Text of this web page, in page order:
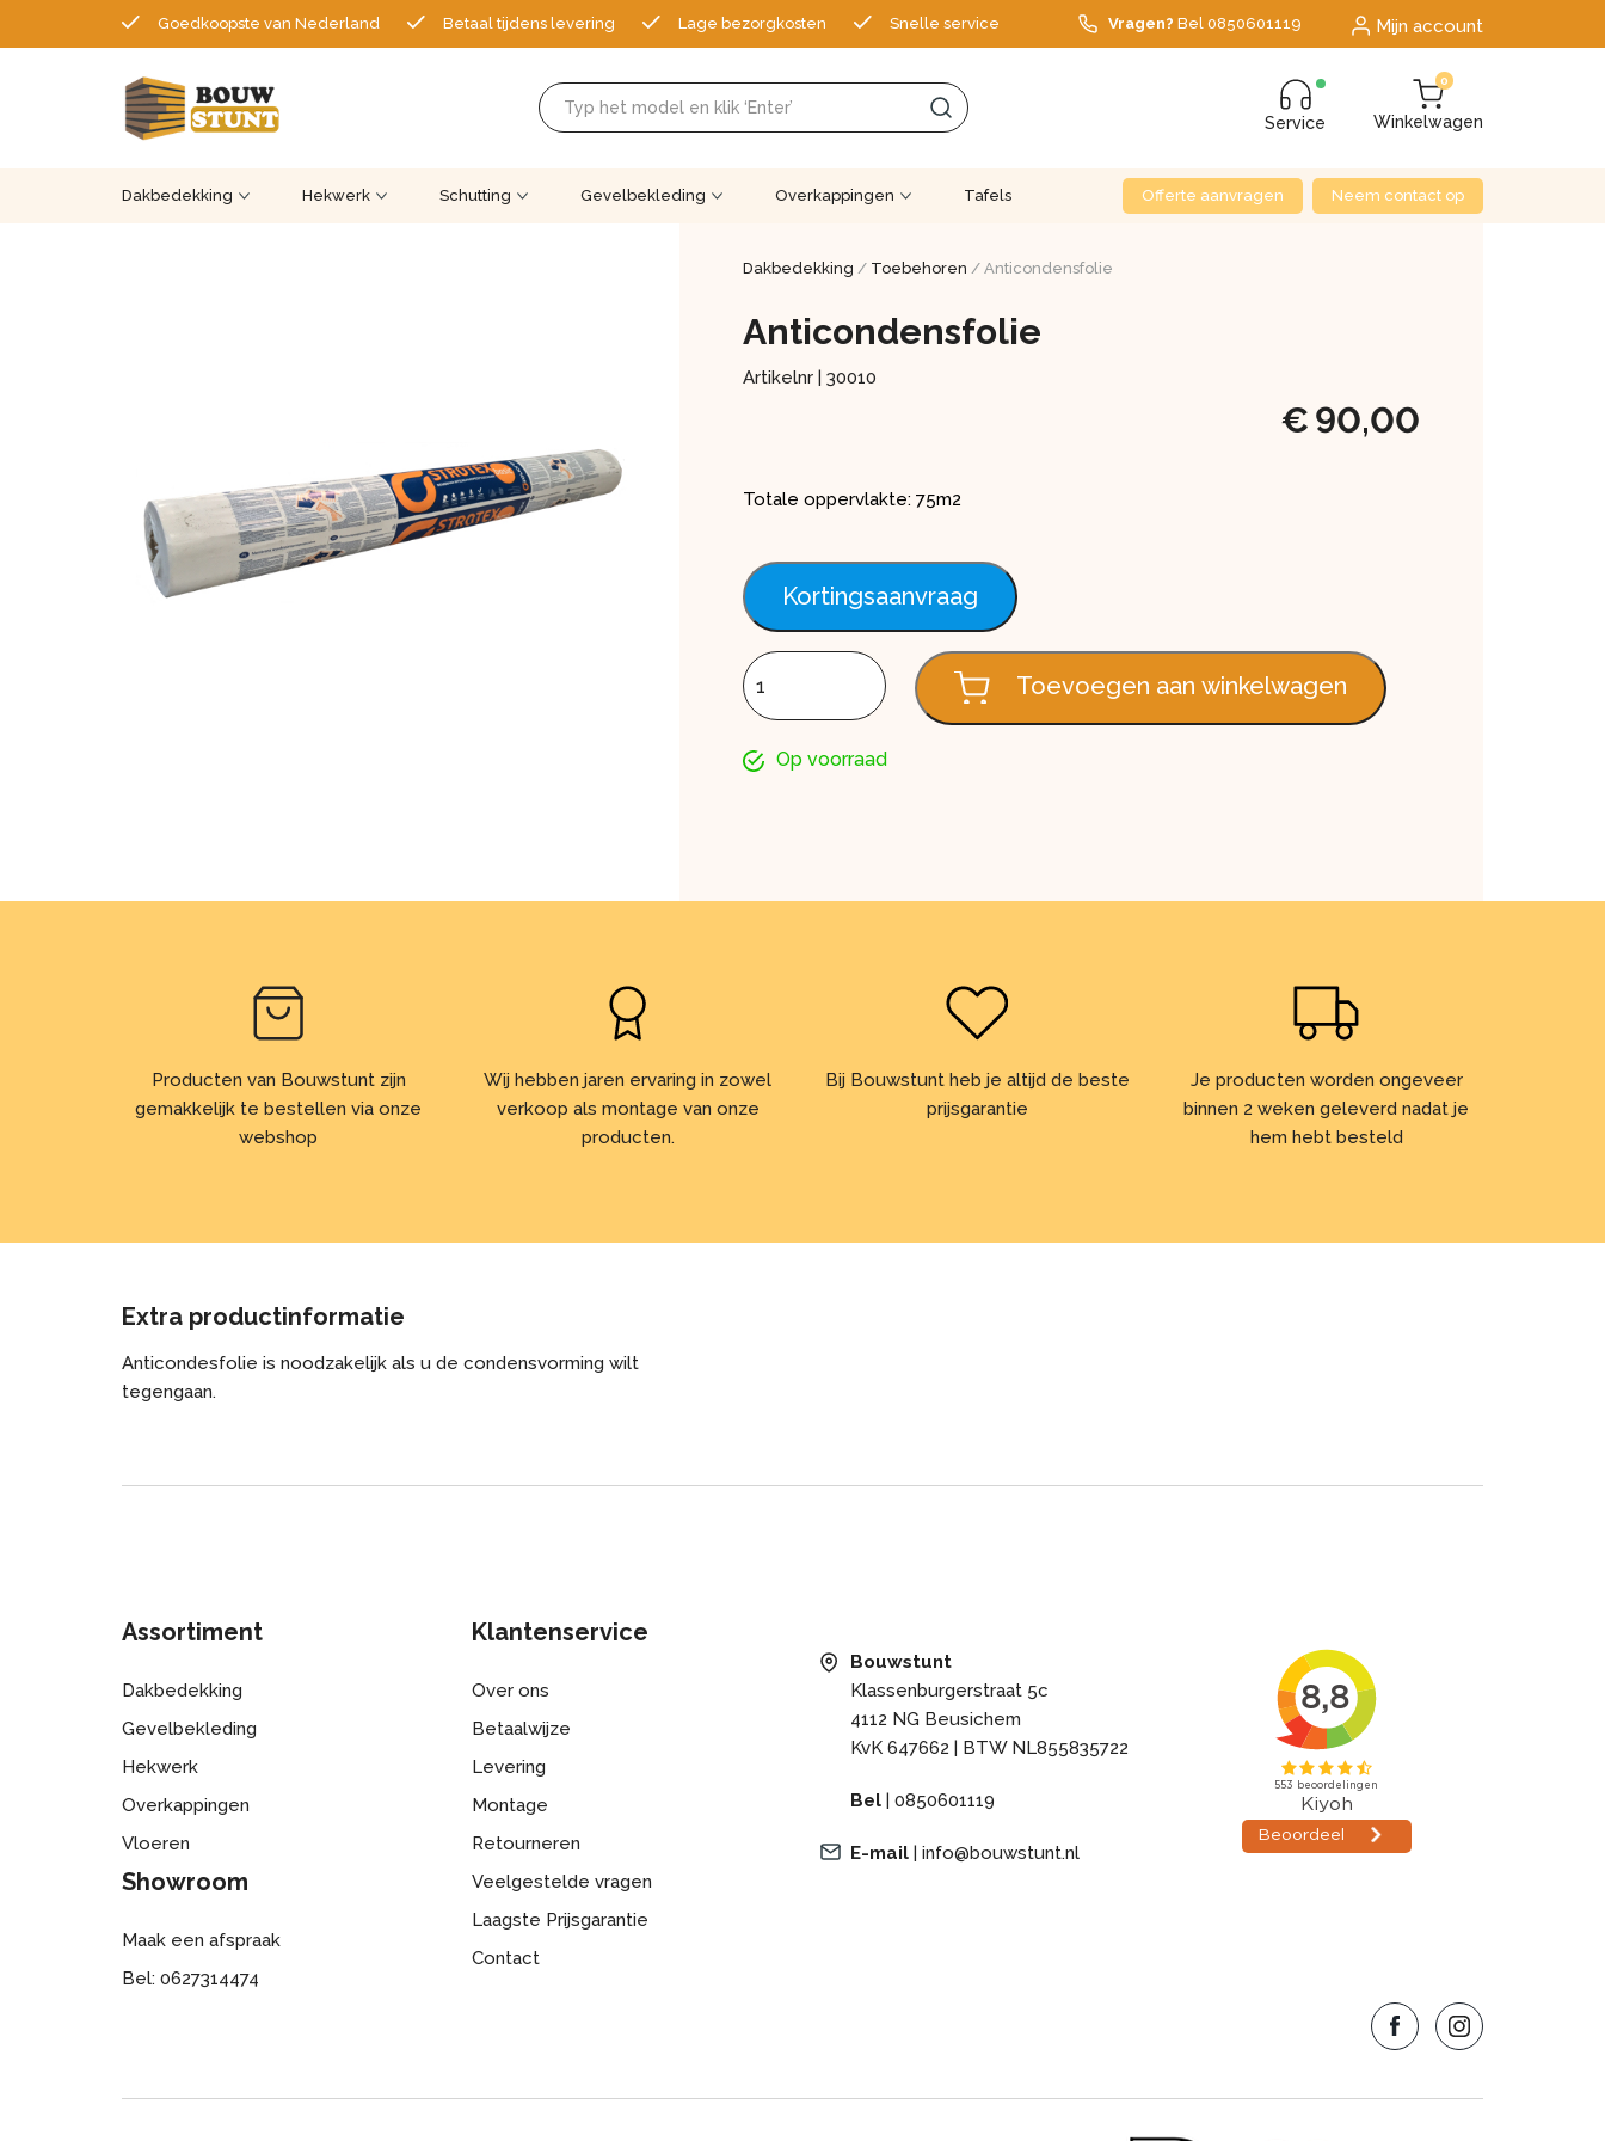
Goedkoopste van Nederland Betaal tijdens levering Lage bezorgkosten Snelle service Vragen? Bel 0850601119 Mijn account
Service Winkelwagen
0
Dakbedekking Hekwerk Schutting Gevelbekleding Overkappingen Tafels Offerte aanvragen Neem contact op
Dakbedekking / Toebehoren / Anticondensfolie
Anticondensfolie
Artikelnr |30010
€ 90,00
Totale oppervlakte: 75m2
Kortingsaanvraag
Anticondensfolie aantal
Toevoegen aan winkelwagen
Op voorraad
Producten van Bouwstunt zijn
gemakkelijk te bestellen via onze
webshop
Wij hebben jaren ervaring in zowel
verkoop als montage van onze
producten.
Bij Bouwstunt heb je altijd de beste
prijsgarantie
Je producten worden ongeveer
binnen 2 weken geleverd nadat je
hem hebt besteld
Extra productinformatie
Anticondesfolie is noodzakelijk als u de condensvorming wilt
tegengaan.
Assortiment
Dakbedekking
Gevelbekleding
Hekwerk
Overkappingen
Vloeren
Showroom
Maak een afspraak
Bel: 0627314474
Klantenservice
Over ons
Betaalwijze
Levering
Montage
Retourneren
Veelgestelde vragen
Laagste Prijsgarantie
Contact
Bouwstunt
Klassenburgerstraat 5c
4112 NG Beusichem
KvK 647662 | BTW NL855835722
Bel | 0850601119
E-mail | info@bouwstunt.nl